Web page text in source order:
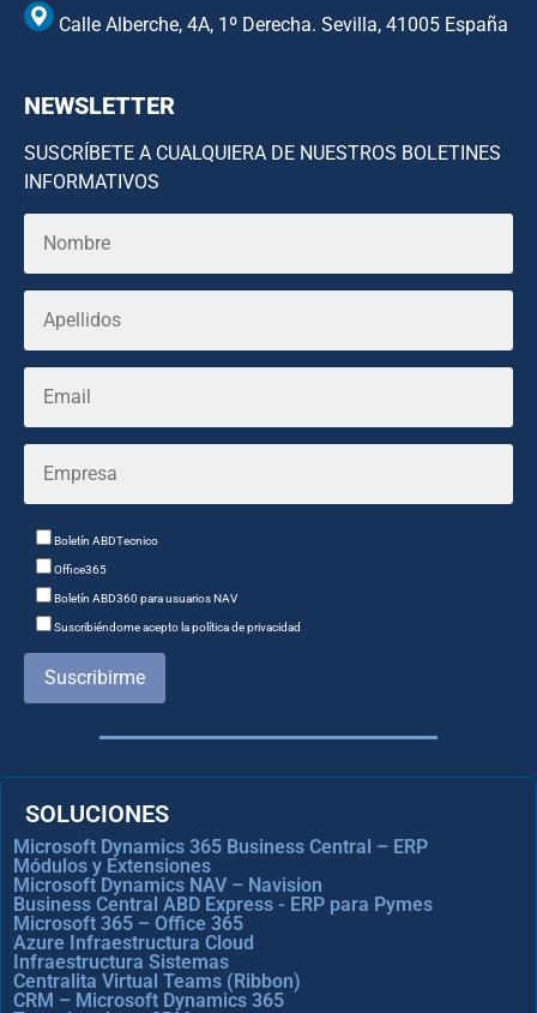
Calle Alberche, 4A, 1º Derecha. Sevilla, 41005 España
NEWSLETTER
SUSCRÍBETE A CUALQUIERA DE NUESTROS BOLETINES
INFORMATIVOS
Boletín ABDTecnico
Office365
Boletín ABD360 para usuarios NAV
Suscribiéndome acepto la política de privacidad
Suscribirme
SOLUCIONES
Microsoft Dynamics 365 Business Central – ERP
Módulos y Extensiones
Microsoft Dynamics NAV – Navision
Business Central ABD Express - ERP para Pymes
Microsoft 365 – Office 365
Azure Infraestructura Cloud
Infraestructura Sistemas
Centralita Virtual Teams (Ribbon)
CRM – Microsoft Dynamics 365